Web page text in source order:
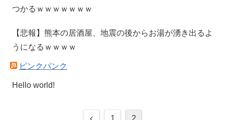
つかるｗｗｗｗｗｗｗ
【悲報】熊本の居酒屋、地震の後からお湯が湧き出るよ
うになるｗｗｗｗ
ピンクパンク
Hello world!